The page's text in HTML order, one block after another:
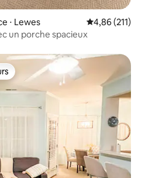
⋅ Lewes Évaluation
4,86 (211)
un porche spacieux
les plus appréciés